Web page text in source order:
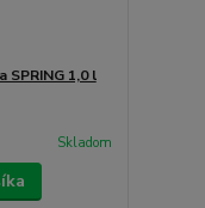
SPRING 1,0 l
Skladom